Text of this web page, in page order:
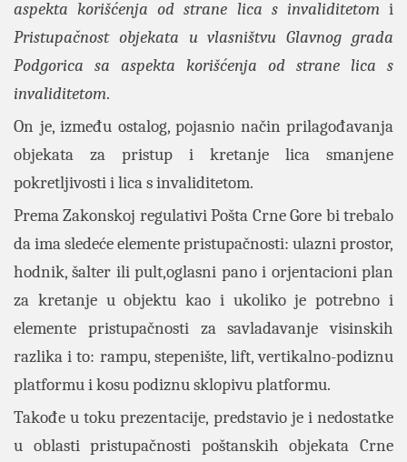
aspekta korišćenja od strane lica s invaliditetomi
Pristupačnost objekata u vlasništvu Glavnog grada
Podgorica sa aspekta korišćenja od strane lica s
invaliditetom.
On je, između ostalog, pojasnio način prilagođavanja
objekata za pristup i kretanje lica smanjene
pokretljivosti i lica s invaliditetom.
Prema Zakonskoj regulativi Pošta Crne Gore bi trebalo
da ima sledeće elemente pristupačnosti: ulazni prostor,
hodnik, šalter ili pult,oglasni pano i orjentacioni plan
za kretanje u objektu kao i ukoliko je potrebno i
elemente pristupačnosti za savladavanje visinskih
razlika i to: rampu, stepenište, lift, vertikalno-podiznu
platformu i kosu podiznu sklopivu platformu.
Takođe u toku prezentacije, predstavio je i nedostatke
u oblasti pristupačnosti poštanskih objekata Crne